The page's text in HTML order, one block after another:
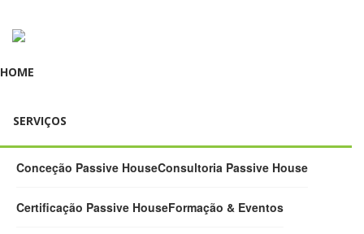
HOME
SERVIÇOS
Conceção Passive HouseConsultoria Passive House
Certificação Passive HouseFormação & Eventos